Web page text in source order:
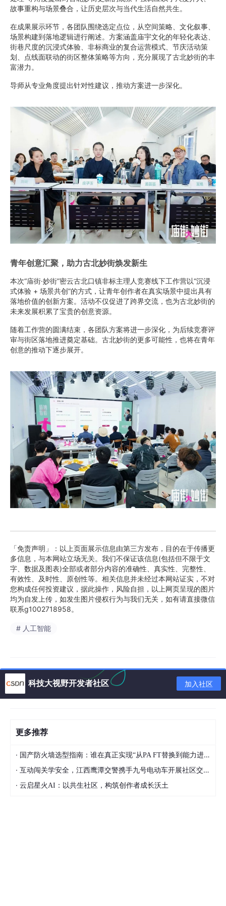
故事重构与场景叠合，让历史层次与当代生活自然共生。
在成果展示环节，各团队围绕选定点位，从空间策略、文化叙事、
场景构建到落地逻辑进行阐述。方案涵盖庙宇文化的年轻化表达、
街巷尺度的沉浸式体验、非标商业的复合运营模式、节庆活动策
划、点线面联动的街区整体策略等方向，充分展现了古北妙街的丰
富潜力。
导师从专业角度提出针对性建议，推动方案进一步深化。
青年创意汇聚，助力古北妙街焕发新生
本次“庙街·妙街”密云古北口镇非标主理人竞赛线下工作营以“沉浸
式体验 + 场景共创”的方式，让青年创作者在真实场景中提出具有
落地价值的创新方案。活动不仅促进了跨界交流，也为古北妙街的
未来发展积累了宝贵的创意资源。
随着工作营的圆满结束，各团队方案将进一步深化，为后续竞赛评
审与街区落地推进奠定基础。古北妙街的更多可能性，也将在青年
创意的推动下逐步展开。
「免责声明」：以上页面展示信息由第三方发布，目的在于传播更
多信息，与本网站立场无关。我们不保证该信息(包括但不限于文
字、数据及图表)全部或者部分内容的准确性、真实性、完整性、
有效性、及时性、原创性等。相关信息并未经过本网站证实，不对
您构成任何投资建议，据此操作，风险自担，以上网页呈现的图片
均为自发上传，如发生图片侵权行为与我们无关，如有请直接微信
联系g1002718958。
# 人工智能
科技大视野开发者社区 加入社区
更多推荐
· 国产防火墙选型指南：谁在真正实现“从PA FT替换到能力进阶“？
· 互动闯关学安全，江西鹰潭交警携手九号电动车开展社区交通安全科普活动
· 云启星火AI：以共生社区，构筑创作者成长沃土